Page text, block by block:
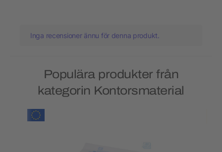
Inga recensioner ännu för denna produkt.
Populära produkter från
kategorin Kontorsmaterial